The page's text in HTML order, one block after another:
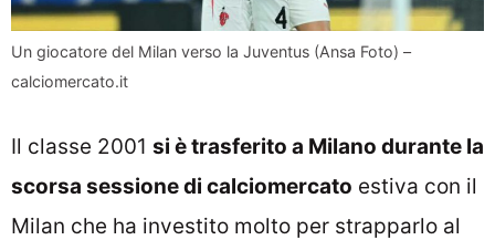
Un giocatore del Milan verso la Juventus (Ansa Foto) –
calciomercato.it
Il classe 2001 si è trasferito a Milano durante la
scorsa sessione di calciomercato estiva con il
Milan che ha investito molto per strapparlo al